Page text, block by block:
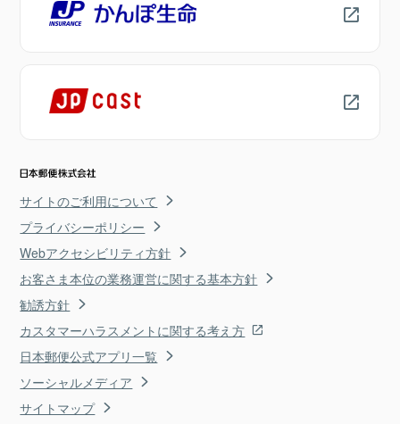
サイトのご利用について
プライバシーポリシー
Webアクセシビリティ方針
お客さま本位の業務運営に関する基本方針
勧誘方針
カスタマーハラスメントに関する考え方
日本郵便公式アプリ一覧
ソーシャルメディア
サイトマップ